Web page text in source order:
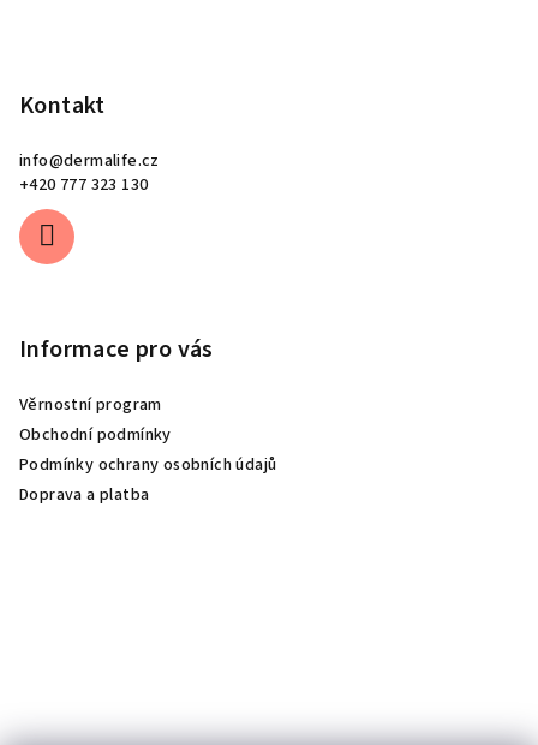
Kontakt
info@dermalife.cz
+420 777 323 130
Informace pro vás
Věrnostní program
Obchodní podmínky
Podmínky ochrany osobních údajů
Doprava a platba